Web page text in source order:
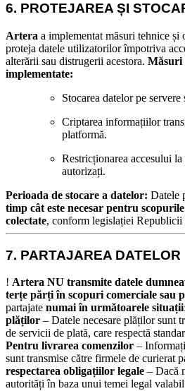
6. PROTEJAREA ȘI
Artera a implementat măsuri tehnice și
proteja datele utilizatorilor împotriva
alterării sau distrugerii acestora. Măsuri
implementate:
Stocarea datelor pe
Criptarea informațiilor
platformă.
Restricționarea accesului
autorizați.
Perioada de stocare a datelor: Datele
timp cât este necesar pentru
colectate, conform legislației
7. PARTAJAREA DATELOR
! Artera NU transmite datele
terțe părți în scopuri comerciale sau
partajate numai în următoarele situații
plăților – Datele necesare plăților sunt
de servicii de plată, care respectă
Pentru livrarea comenzilor –
sunt transmise către firmele de curierat
respectarea obligațiilor legale – Dacă
autorități în baza unui temei legal